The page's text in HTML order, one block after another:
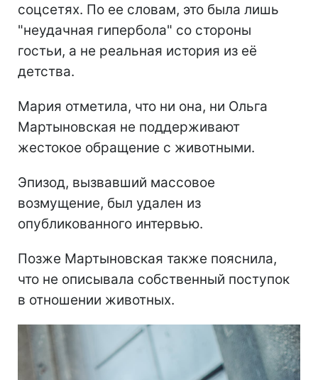
соцсетях. По ее словам, это была лишь
"неудачная гипербола" со стороны
гостьи, а не реальная история из её
детства.
Мария отметила, что ни она, ни Ольга
Мартыновская не поддерживают
жестокое обращение с животными.
Эпизод, вызвавший массовое
возмущение, был удален из
опубликованного интервью.
Позже Мартыновская также пояснила,
что не описывала собственный поступок
в отношении животных.